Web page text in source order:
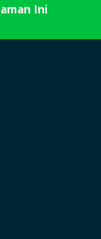
Ini